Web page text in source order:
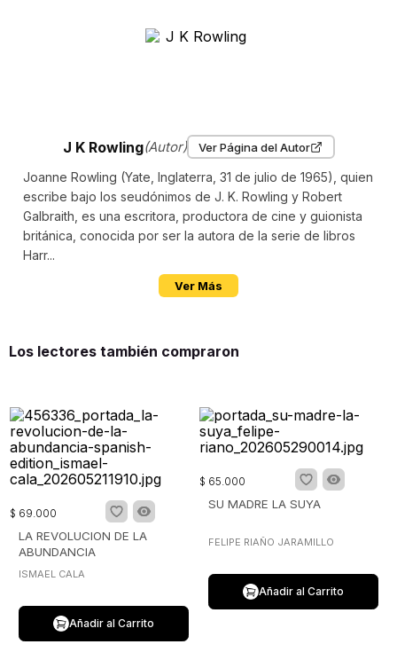
J K Rowling(Autor) Ver Página del Autor
Joanne Rowling (Yate, Inglaterra, 31 de julio de 1965), quien
escribe bajo los seudónimos de J. K. Rowling y Robert
Galbraith, es una escritora, productora de cine y guionista
británica, conocida por ser la autora de la serie de libros
Harr...
Ver Más
Los lectores también compraron
$ 69.000
LA REVOLUCION DE LA
ABUNDANCIA
ISMAEL CALA
Añadir al Carrito
$ 65.000
SU MADRE LA SUYA
FELIPE RIAÑO JARAMILLO
Añadir al Carrito